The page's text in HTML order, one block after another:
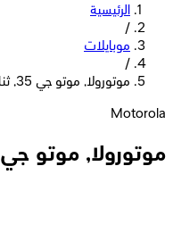
الرئيسية
/
موبايلات
/
موتورولا, موتو جي 35, ثنائي الشريحة, 256 جيجا، 8 جيجا رام، 5G - أخضر
Motorola
موتورولا, موتو جي 35, ثنائي الشريحة, 256 جيجا، 8 جيجا رام، 5G - أخضر